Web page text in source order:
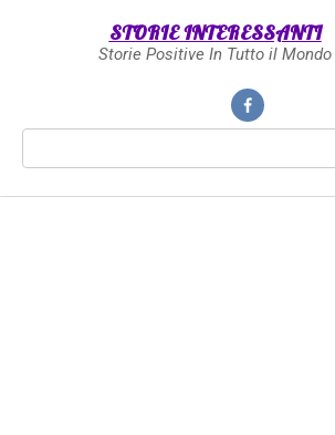
STORIE INTERESSANTI
Storie Positive In Tutto il Mondo